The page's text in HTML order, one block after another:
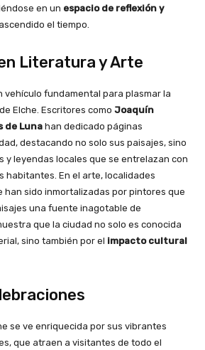
en un espacio de reflexión y
el tiempo.
Literatura y Arte
vehículo fundamental para plasmar la
Elche. Escritores como Joaquín
de Luna han dedicado páginas
destacando no solo sus paisajes, sino
y leyendas locales que se entrelazan con
habitantes. En el arte, localidades
han sido inmortalizadas por pintores que
una fuente inagotable de
que la ciudad no solo es conocida
sino también por el impacto cultural
se ve enriquecida por sus vibrantes
que atraen a visitantes de todo el